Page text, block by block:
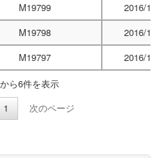
M19799
2016/12/
M19798
2016/12/
M19797
2016/12/
ら6件を表示
1 次のページ